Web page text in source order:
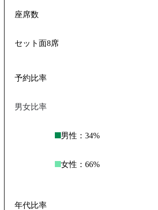
座席数
セット面8席
予約比率
男女比率
男性： 34%
女性： 66%
年代比率